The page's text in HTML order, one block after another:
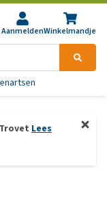
AanmeldenWinkelmandje
Lees